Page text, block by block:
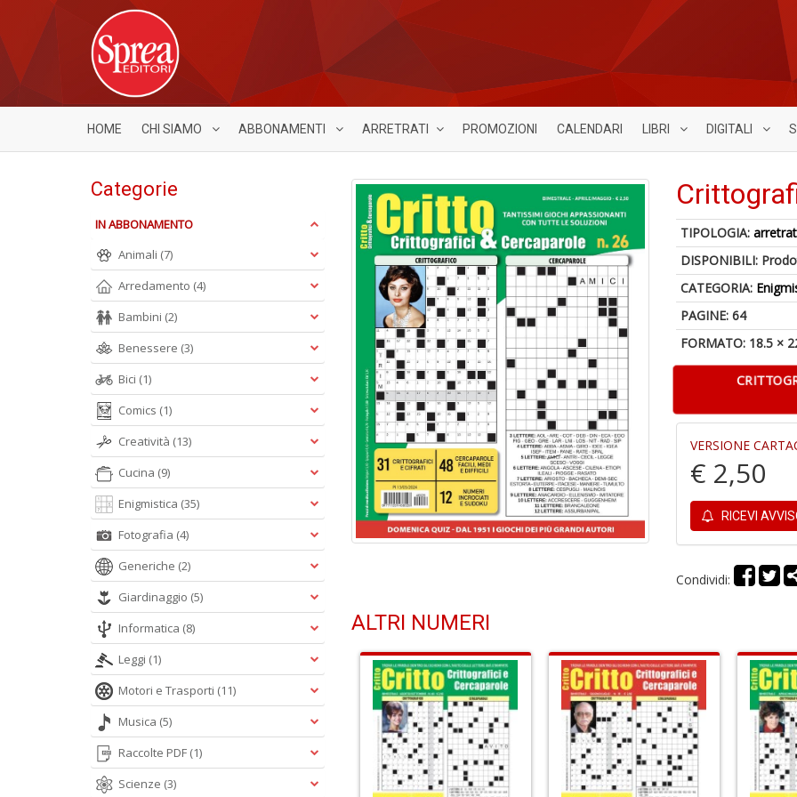
HOME CHI SIAMO ABBONAMENTI ARRETRATI PROMOZIONI CALENDARI LIBRI DIGITALI
TIPOLOGIA:
DISPONIBILI:
CATEGORIA:
PAGINE: 64
FORMATO: 18.5 ×
VERSIONE
€ 2,50
RICEVI
Condividi:
ALTRI NUMERI
Categorie
IN ABBONAMENTO
Animali (7)
Arredamento (4)
Bambini (2)
Benessere (3)
Bici (1)
Comics (1)
Creatività (13)
Cucina (9)
Enigmistica (35)
Fotografia (4)
Generiche (2)
Giardinaggio (5)
Informatica (8)
Leggi (1)
Motori e Trasporti (11)
Musica (5)
Raccolte PDF (1)
Scienze (3)